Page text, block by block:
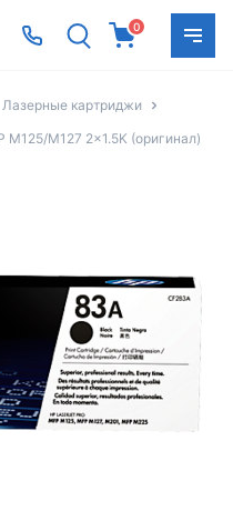
0
Лазерные картриджи
M125/M127 2x1.5K (оригинал)